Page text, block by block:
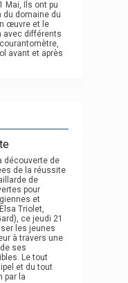
Mai, Ils ont pu
du domaine du
œuvre et le
avec différents
avant et après
découverte de
de la réussite
de
pour
et
Triolet,
ce jeudi 21
les jeunes
à travers une
ses
Le tout
et du tout
par la